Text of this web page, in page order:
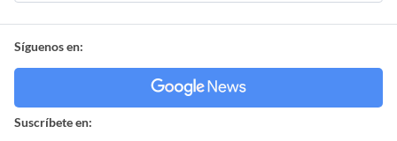
Suscríbete en: